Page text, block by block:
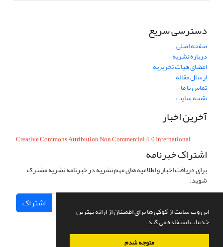
این وب سایت از کوکی ها برای اطمینان از ارائه بهترین
خدمات استفاده می کند.
متوجه شدم
دسترسی سریع
صفحه اصلی
درباره نشریه
اعضای هیات تحریریه
ارسال مقاله
تماس با ما
نقشه سایت
آخرین اخبار
Creative Commons Attribution Non Commercial 4.0 International
اشتراک خبرنامه
برای دریافت اخبار و اطلاعیه های مهم نشریه در خبرنامه نشریه مشترک
شوید.
اشتراک